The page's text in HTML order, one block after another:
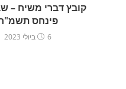
קובץ דברי משיח –
פינחס
6 ביולי 2023